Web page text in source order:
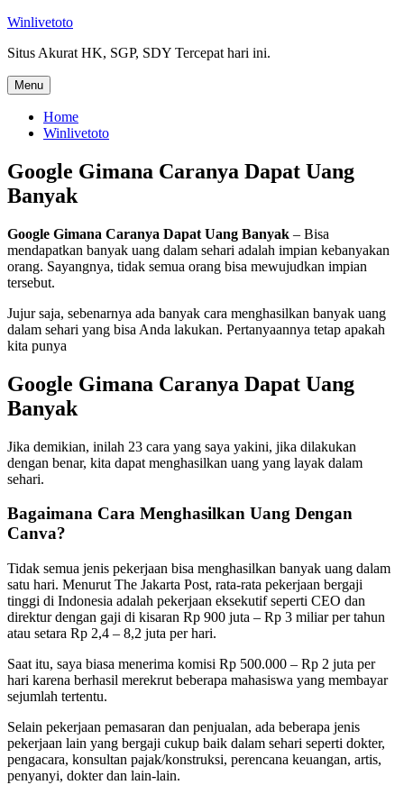
Skip
content
Winlivetoto
Situs Akurat HK, SGP, SDY Tercepat hari ini.
Menu
Home
Winlivetoto
Google Gimana Caranya Dapat Uang
Banyak
Google Gimana Caranya Dapat Uang Banyak – Bisa
mendapatkan banyak uang dalam sehari adalah impian kebanyakan
orang. Sayangnya, tidak semua orang bisa mewujudkan impian
tersebut.
Jujur saja, sebenarnya ada banyak cara menghasilkan banyak uang
dalam sehari yang bisa Anda lakukan. Pertanyaannya tetap apakah
kita punya
Google Gimana Caranya Dapat Uang
Banyak
Jika demikian, inilah 23 cara yang saya yakini, jika dilakukan
dengan benar, kita dapat menghasilkan uang yang layak dalam
sehari.
Bagaimana Cara Menghasilkan Uang Dengan
Canva?
Tidak semua jenis pekerjaan bisa menghasilkan banyak uang dalam
satu hari. Menurut The Jakarta Post, rata-rata pekerjaan bergaji
tinggi di Indonesia adalah pekerjaan eksekutif seperti CEO dan
direktur dengan gaji di kisaran Rp 900 juta – Rp 3 miliar per tahun
atau setara Rp 2,4 – 8,2 juta per hari.
Saat itu, saya biasa menerima komisi Rp 500.000 – Rp 2 juta per
hari karena berhasil merekrut beberapa mahasiswa yang membayar
sejumlah tertentu.
Selain pekerjaan pemasaran dan penjualan, ada beberapa jenis
pekerjaan lain yang bergaji cukup baik dalam sehari seperti dokter,
pengacara, konsultan pajak/konstruksi, perencana keuangan, artis,
penyanyi, dokter dan lain-lain.